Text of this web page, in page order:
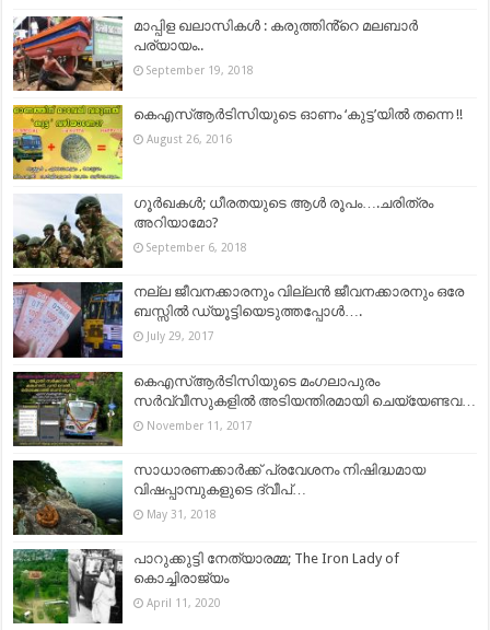
മാപ്പിള ഖലാസികൾ : കരുത്തിൻ്റെ മലബാർ
പര്യായം..
September 19, 2018
കെഎസ്ആര്‍ടിസിയുടെ ഓണം ‘കുട്ട’യിൽ തന്നെ !!
August 26, 2016
ഗൂര്‍ഖകൾ; ധീരതയുടെ ആള്‍ രൂപം….ചരിത്രം
അറിയാമോ?
September 6, 2018
നല്ല ജീവനക്കാരനും വില്ലന്‍ ജീവനക്കാരനും ഒരേ
ബസ്സില്‍ ഡ്യൂട്ടിയെടുത്തപ്പോള്‍….
July 29, 2017
കെഎസ്ആര്‍ടിസിയുടെ മംഗലാപുരം
സര്‍വ്വീസുകളില്‍ അടിയന്തിരമായി ചെയ്യേണ്ടവ…
November 11, 2017
സാധാരണക്കാർക്ക് പ്രവേശനം നിഷിദ്ധമായ
വിഷപ്പാമ്പുകളുടെ ദ്വീപ്…
May 31, 2018
പാറുക്കുട്ടി നേത്യാരമ്മ; The Iron Lady of
കൊച്ചിരാജ്യം
April 11, 2020